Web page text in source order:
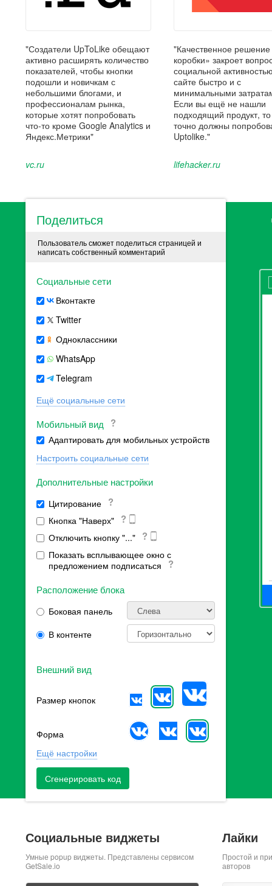
"Создатели UpToLike обещают
активно расширять количество
показателей, чтобы кнопки
подошли и новичкам с
небольшими блогами, и
профессионалам рынка,
которые хотят попробовать
что-то кроме Google Analytics и
Яндекс.Метрики"
vc.ru
"Качественное решение
коробки» закроет
социальной
сайте быстро и с
минимальными
Если вы ещё не нашли
подходящий продукт,
точно должны
Uptolike."
lifehacker.ru
Поделиться
Пользователь сможет поделиться страницей и
написать собственный комментарий
Социальные сети
Вконтакте
Twitter
Одноклассники
WhatsApp
Telegram
Ещё социальные сети
Мобильный вид
Адаптировать для мобильных устройств
Настроить социальные сети
Дополнительные настройки
Цитирование
Кнопка "Наверх"
Отключить кнопку "..."
Показать всплывающее окно с
предложением подписаться
Расположение блока
Боковая панель
В контенте
Внешний вид
Размер кнопок
Форма
Ещё настройки
Сгенерировать код
Социальные виджеты
Умные popup виджеты. Представлены сервисом
GetSale.io
Лайки
Простой и
авторов